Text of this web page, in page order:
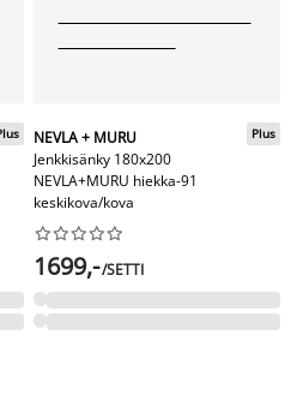
NEVLA + MURU
Jenkkisänky 180x200
NEVLA+MURU hiekka-91
keskikova/kova
Plus






1699,-/SETTI